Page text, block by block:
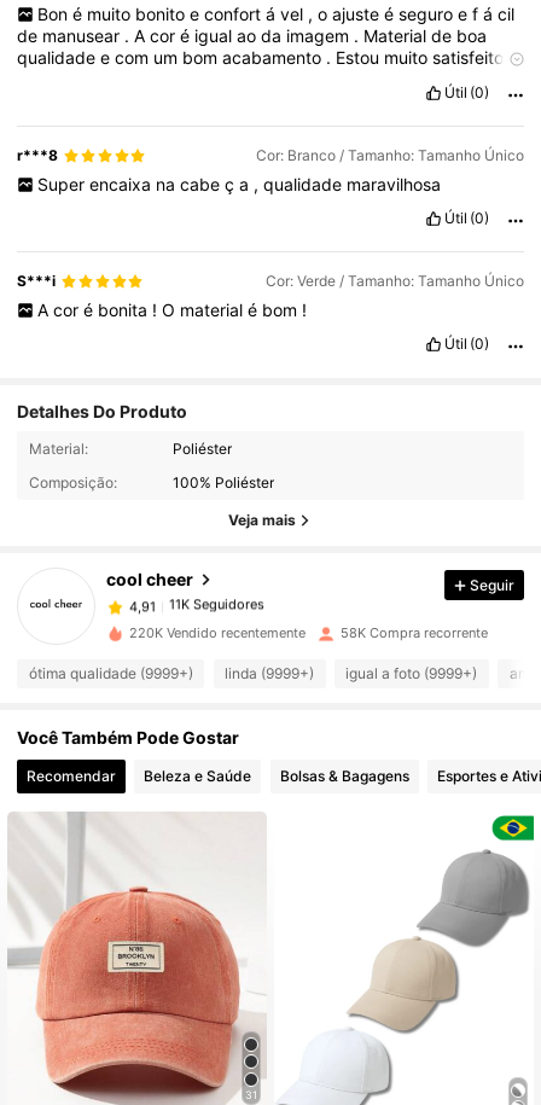
Bon é muito bonito e confort á vel , o ajuste é seguro e f á cil
de manusear .Acoré igualaoda imagem . Materialde boa
qualidadeecom um bomacabamento . Estou muitosatisfeito
Útil (0)
r***8 Cor: Branco / Tamanho: Tamanho Único
Super encaixa na cabe ç a , qualidade maravilhosa
Útil (0)
S***i Cor: Verde / Tamanho: Tamanho Único
A cor é bonita ! O material é bom !
Útil (0)
Detalhes Do Produto
Material:
Poliéster
Composição:
100% Poliéster
Veja mais
cool cheer
11K Seguidores
4,91
11K Seguidores
E***s pago1 dia atrás
4,91
4,91 11K Seguidores
4,91 11K Seguidores
4,91
4,91 11K Seguidores
4,91 11K Seguidores
Seguir
220K Vendido recentemente 58K Compra recorrente
ótima qualidade (9999+) linda (9999+) igual a foto (9999+)
Você Também Pode Gostar
Recomendar Beleza e Saúde Bolsas & Bagagens Esportes e
31